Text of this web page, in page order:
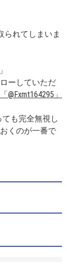
られてしまいま
ーしていただ
@Fxmt164295」
も完全無視し
くのが一番で